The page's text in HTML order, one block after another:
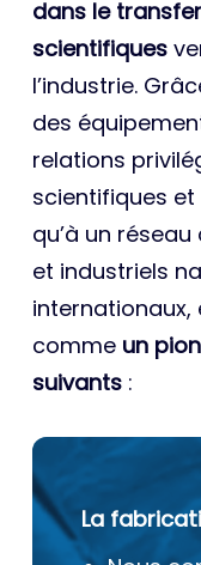
dans le
scientifiques
l’industrie.
des
relations
scientifiques
qu’à un
et industriels
internationaux,
comme un
suivants :
La